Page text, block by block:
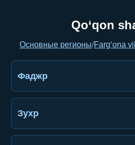
Qo‘qon
Основные регионы/Farg‘ona
Фаджр
Зухр